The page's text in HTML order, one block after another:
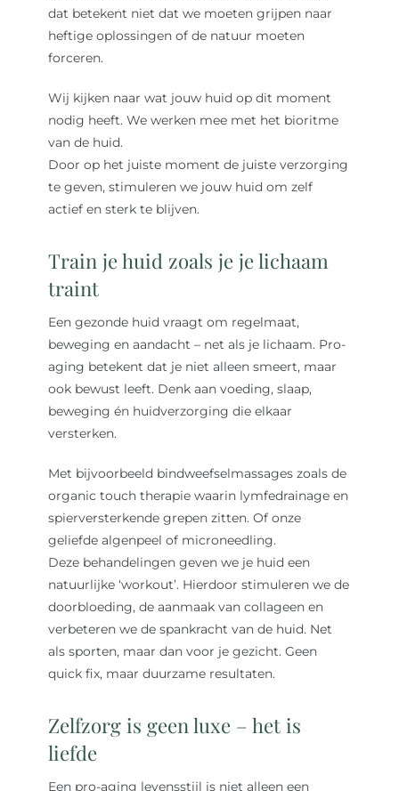
dat betekent niet dat we moeten grijpen naar
heftige oplossingen of de natuur moeten
forceren.
Wij kijken naar wat jouw huid op dit moment
nodig heeft. We werken mee met het bioritme
van de huid.
Door op het juiste moment de juiste verzorging
te geven, stimuleren we jouw huid om zelf
actief en sterk te blijven.
Train je huid zoals je je lichaam
traint
Een gezonde huid vraagt om regelmaat,
beweging en aandacht – net als je lichaam. Pro-
aging betekent dat je niet alleen smeert, maar
ook bewust leeft. Denk aan voeding, slaap,
beweging én huidverzorging die elkaar
versterken.
Met bijvoorbeeld bindweefselmassages zoals de
organic touch therapie waarin lymfedrainage en
spierversterkende grepen zitten. Of onze
geliefde algenpeel of microneedling.
Deze behandelingen geven we je huid een
natuurlijke ‘workout’. Hierdoor stimuleren we de
doorbloeding, de aanmaak van collageen en
verbeteren we de spankracht van de huid. Net
als sporten, maar dan voor je gezicht. Geen
quick fix, maar duurzame resultaten.
Zelfzorg is geen luxe – het is
liefde
Een pro-aging levensstijl is niet alleen een